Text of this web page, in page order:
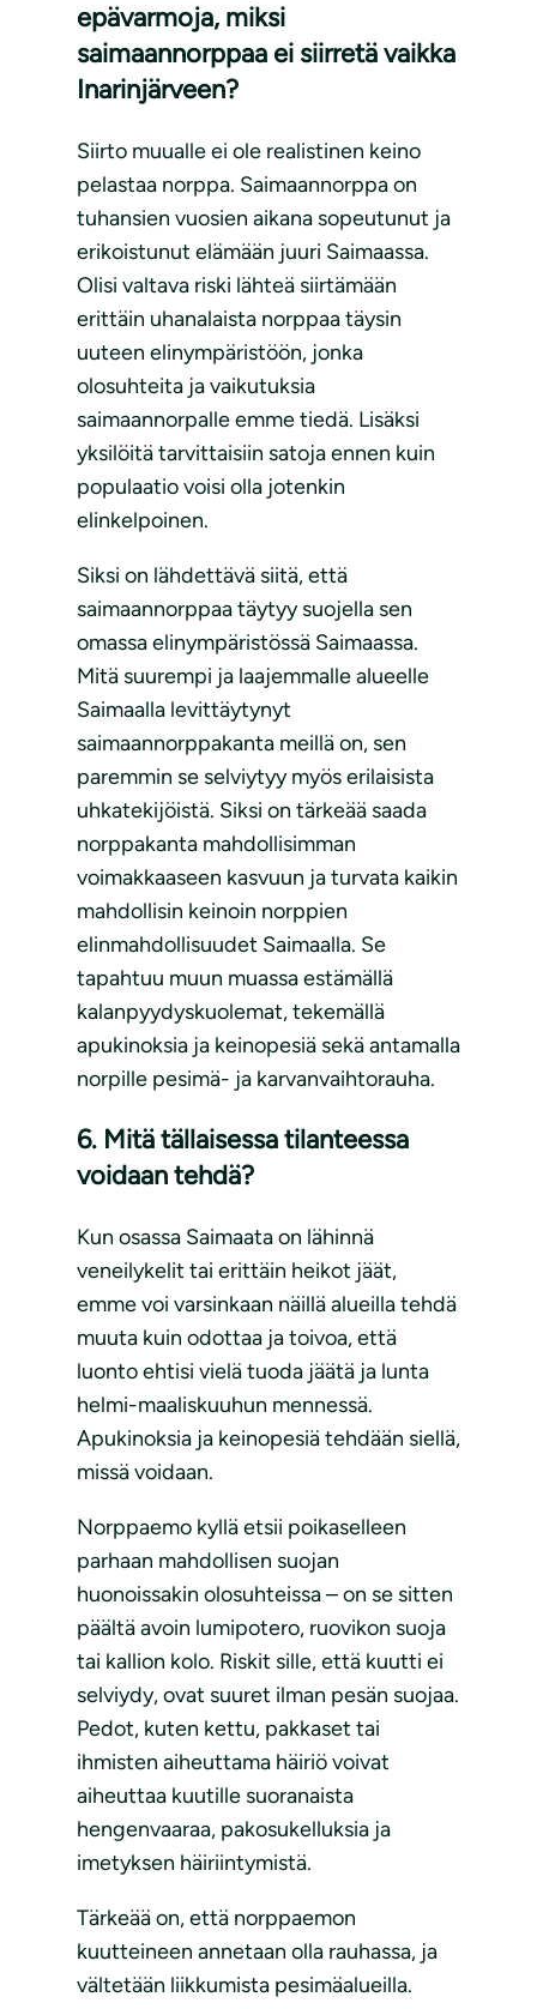
epävarmoja, miksi
saimaannorppaa ei siirretä vaikka
Inarinjärveen?
Siirto muualle ei ole realistinen keino
pelastaa norppa. Saimaannorppa on
tuhansien vuosien aikana sopeutunut ja
erikoistunut elämään juuri Saimaassa.
Olisi valtava riski lähteä siirtämään
erittäin uhanalaista norppaa täysin
uuteen elinympäristöön, jonka
olosuhteita ja vaikutuksia
saimaannorpalle emme tiedä. Lisäksi
yksilöitä tarvittaisiin satoja ennen kuin
populaatio voisi olla jotenkin
elinkelpoinen.
Siksi on lähdettävä siitä, että
saimaannorppaa täytyy suojella sen
omassa elinympäristössä Saimaassa.
Mitä suurempi ja laajemmalle alueelle
Saimaalla levittäytynyt
saimaannorppakanta meillä on, sen
paremmin se selviytyy myös erilaisista
uhkatekijöistä. Siksi on tärkeää saada
norppakanta mahdollisimman
voimakkaaseen kasvuun ja turvata kaikin
mahdollisin keinoin norppien
elinmahdollisuudet Saimaalla. Se
tapahtuu muun muassa estämällä
kalanpyydyskuolemat, tekemällä
apukinoksia ja keinopesiä sekä antamalla
norpille pesimä- ja karvanvaihtorauha.
6. Mitä tällaisessa tilanteessa
voidaan tehdä?
Kun osassa Saimaata on lähinnä
veneilykelit tai erittäin heikot jäät,
emme voi varsinkaan näillä alueilla tehdä
muuta kuin odottaa ja toivoa, että
luonto ehtisi vielä tuoda jäätä ja lunta
helmi-maaliskuuhun mennessä.
Apukinoksia ja keinopesiä tehdään siellä,
missä voidaan.
Norppaemo kyllä etsii poikaselleen
parhaan mahdollisen suojan
huonoissakin olosuhteissa – on se sitten
päältä avoin lumipotero, ruovikon suoja
tai kallion kolo. Riskit sille, että kuutti ei
selviydy, ovat suuret ilman pesän suojaa.
Pedot, kuten kettu, pakkaset tai
ihmisten aiheuttama häiriö voivat
aiheuttaa kuutille suoranaista
hengenvaaraa, pakosukelluksia ja
imetyksen häiriintymistä.
Tärkeää on, että norppaemon
kuutteineen annetaan olla rauhassa, ja
vältetään liikkumista pesimäalueilla.